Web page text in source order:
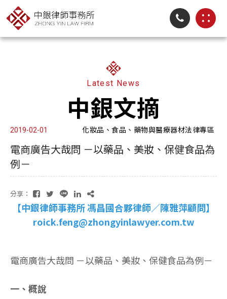
Latest News
中銀文摘
2019-02-01 化妝品、食品、藥物與醫療器材法律專區
電商廣告大哉問 －以藥品、美妝、保健食品為
例－
分享：
【中銀律師事務所 馮昌國合夥律師／陳雅萍顧問】
roick.feng@zhongyinlawyer.com.tw
電商廣告大哉問 －以藥品、美妝、保健食品為例－
一、概說